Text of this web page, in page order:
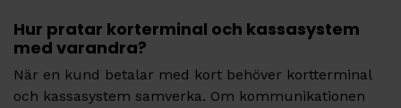
Hur pratar korterminal och kassasystem
med varandra?
När en kund betalar med kort behöver kortterminal
och kassasystem samverka. Om kommunikationen